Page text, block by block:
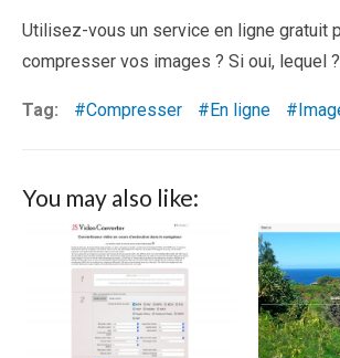
Utilisez-vous un service en ligne gratuit
compresser vos images ? Si oui, lequel ?
Tag: Compresser En ligne
You may also like: